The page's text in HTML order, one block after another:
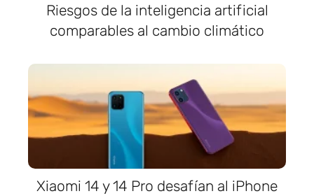
Riesgos de la inteligencia artificial
comparables al cambio climático
Xiaomi 14 y 14 Pro desafían al iPhone